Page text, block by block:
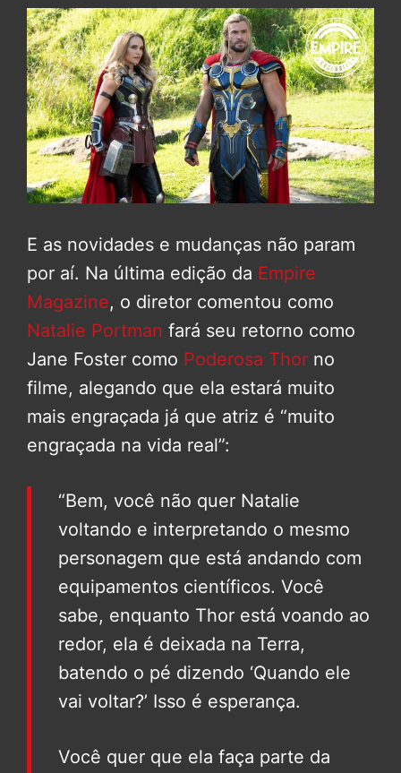
E as novidades e mudanças não param
por aí. Na última edição da Empire
Magazine, o diretor comentou como
Natalie Portman fará seu retorno como
Jane Foster como Poderosa Thor no
filme, alegando que ela estará muito
mais engraçada já que atriz é “muito
engraçada na vida real”:
“Bem, você não quer Natalie
voltando e interpretando o mesmo
personagem que está andando com
equipamentos científicos. Você
sabe, enquanto Thor está voando ao
redor, ela é deixada na Terra,
batendo o pé dizendo ‘Quando ele
vai voltar?’ Isso é esperança.
Você quer que ela faça parte da